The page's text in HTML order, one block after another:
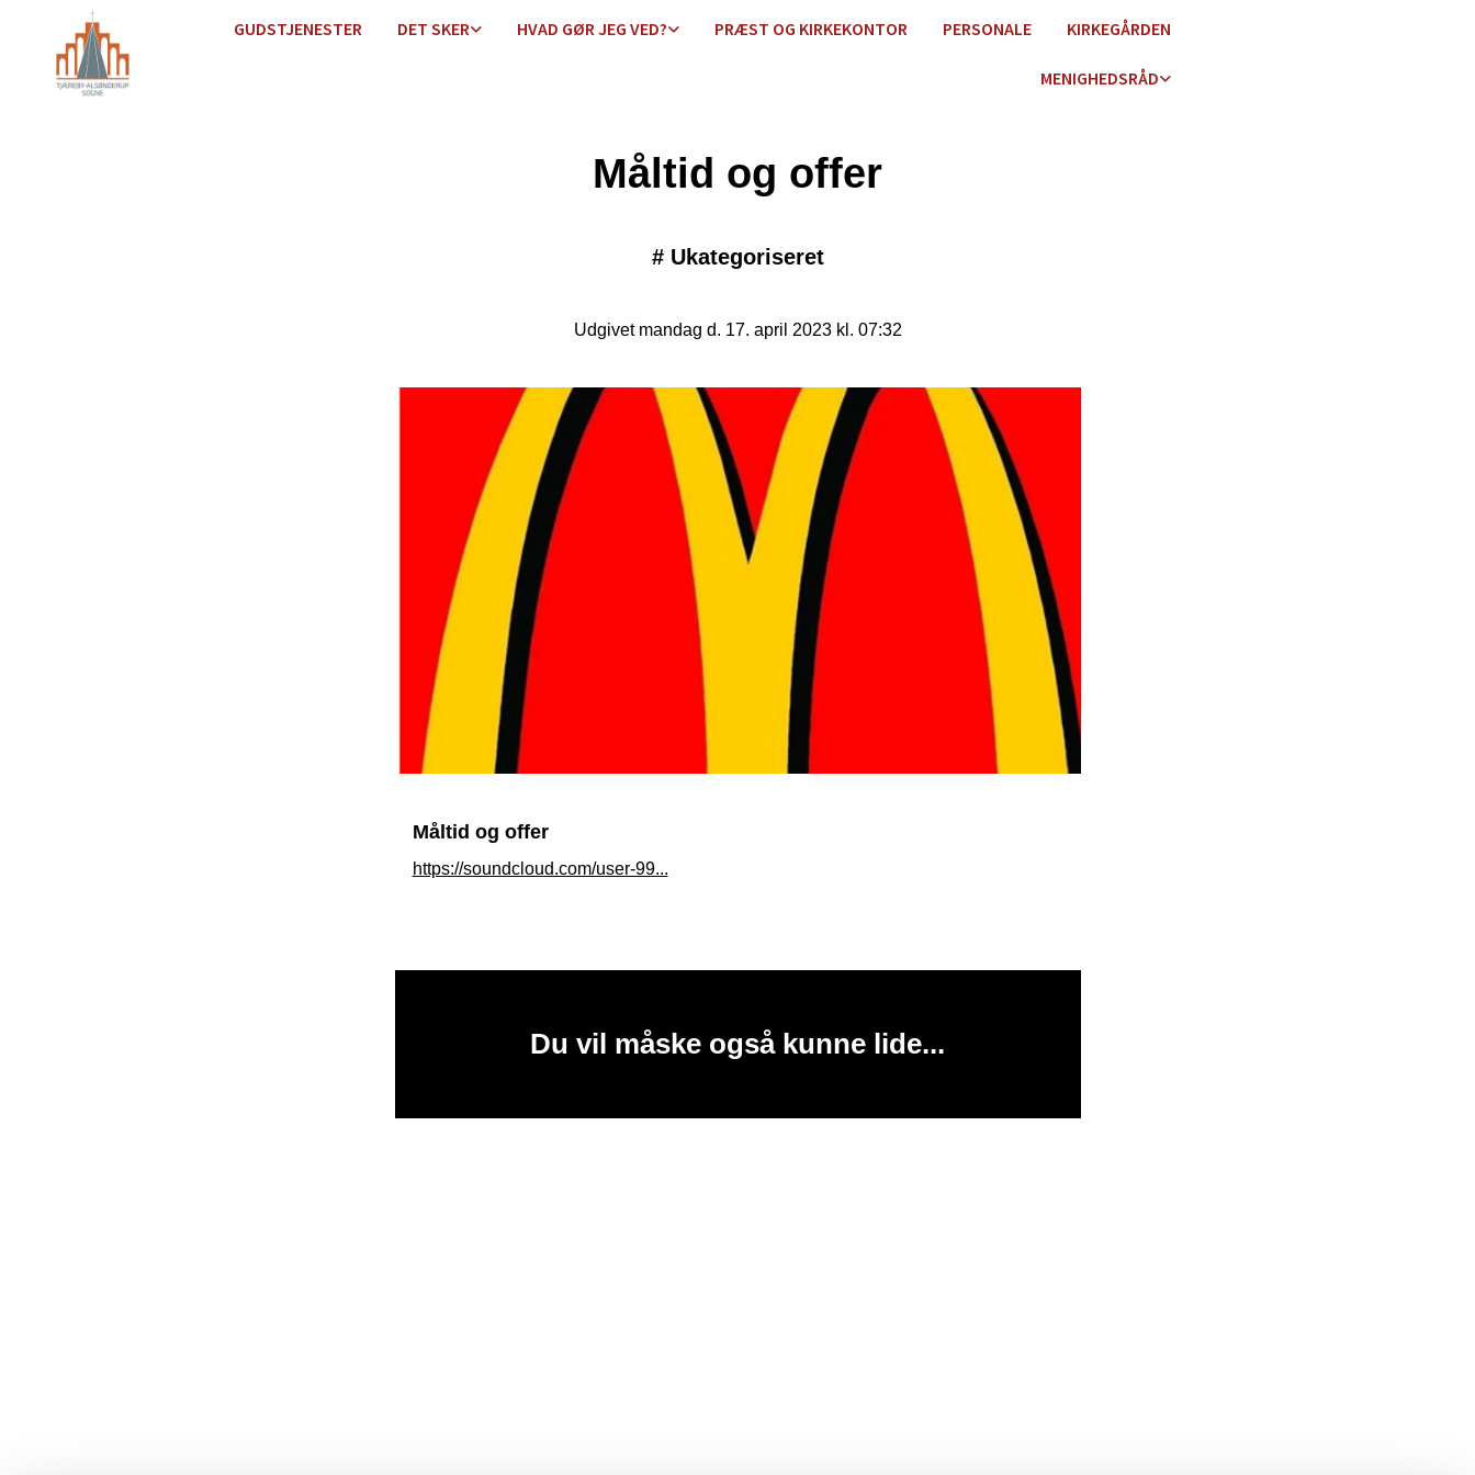
GUDSTJENESTER DET SKER HVAD GØR JEG VED? PRÆST OG KIRKEKONTOR PERSONALE KIRKEGÅRDEN
MENIGHEDSRÅD
Måltid og offer
# Ukategoriseret
Udgivet mandag d. 17. april 2023 kl. 07:32
Måltid og offer
https://soundcloud.com/user-99...
Du vil måske også kunne lide...